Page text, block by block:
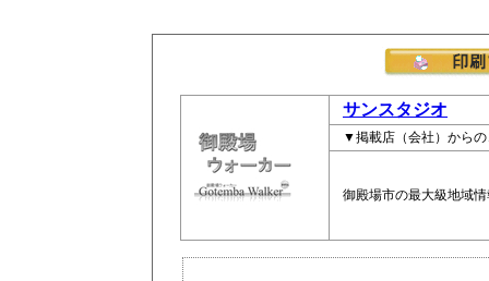
サンスタジオ
▼掲載店（会社）から
御殿場市の最大級地域